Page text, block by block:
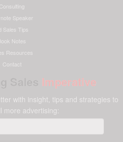
Consulting
Speaker
Sales Tips
Notes
Resources
Contact
Imperative
with insight, tips and strategies to
more advertising: